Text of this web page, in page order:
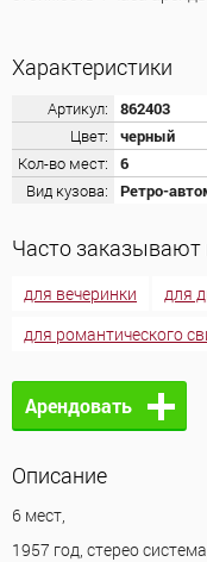
Характеристики
Артикул:
862403
Цвет:
черный
Кол-во мест:
6
Вид кузова:
Ретро-
Часто заказывают
для вечеринки
для
для романтического
Арендовать
Описание
6 мест,
1957 год, стерео